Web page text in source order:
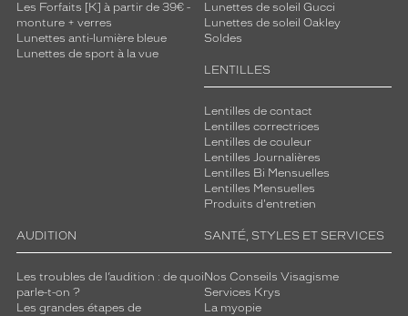
Les Forfaits [K] à partir de 39€ -
monture + verres
Lunettes anti-lumière bleue
Lunettes de sport à la vue
Lunettes de soleil Gucci
Lunettes de soleil Oakley
Soldes
LENTILLES
Lentilles de contact
Lentilles correctrices
Lentilles de couleur
Lentilles Journalières
Lentilles Bi Mensuelles
Lentilles Mensuelles
Produits d'entretien
AUDITION
Les troubles de l’audition : de quoi
parle-t-on ?
Les grandes étapes de
SANTÉ, STYLES ET SERVICES
Nos Conseils Visagisme
Services Krys
La myopie